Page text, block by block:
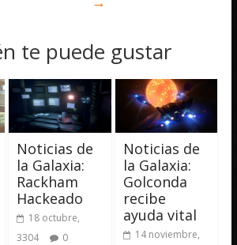
te puede gustar
Noticias de
la Galaxia:
Rackham
Hackeado
18 octubre,
3304
0
Noticias de
la Galaxia:
Golconda
recibe
ayuda vital
14 noviembre,